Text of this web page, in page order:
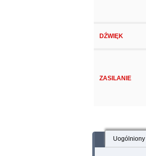
DŹWIĘK
ZASILANIE
Uogólniony